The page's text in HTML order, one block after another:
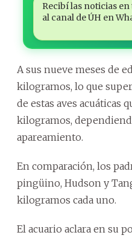
Recibí las noticias
al canal de ÚH en
A sus nueve meses de
kilogramos, lo que
de estas aves acuáticas
kilogramos,
apareamiento.
En comparación, los
pingüino, Hudson y
kilogramos cada uno.
El acuario aclara en su